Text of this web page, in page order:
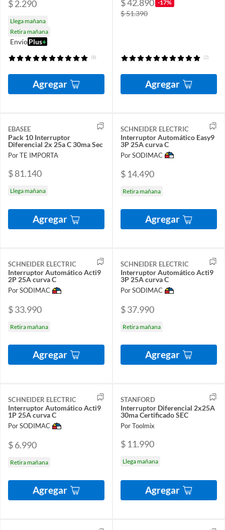
$ 2.290
Llega mañana
Retira mañana
EnvíoPlus+
(8)
Agregar
$ 42.890 -17%
$ 51.390
(2)
Agregar
EBASEE
Pack 10 Interruptor
Diferencial 2x 25a C 30ma Sec
Por TE IMPORTA
$ 81.140
Llega mañana
Agregar
SCHNEIDER ELECTRIC
Interruptor Automático Easy9
3P 25A curva C
Por SODIMAC
$ 14.490
Retira mañana
Agregar
SCHNEIDER ELECTRIC
Interruptor Automático Acti9
2P 25A curva C
Por SODIMAC
$ 33.990
Retira mañana
Agregar
SCHNEIDER ELECTRIC
Interruptor Automático Acti9
3P 25A curva C
Por SODIMAC
$ 37.990
Retira mañana
Agregar
SCHNEIDER ELECTRIC
Interruptor Automático Acti9
1P 25A curva C
Por SODIMAC
$ 6.990
Retira mañana
Agregar
STANFORD
Interruptor Diferencial 2x25A
30ma Certificado SEC
Por Toolmix
$ 11.990
Llega mañana
Agregar